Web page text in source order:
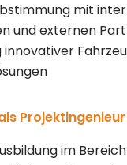
mit
und externen
im Bereich